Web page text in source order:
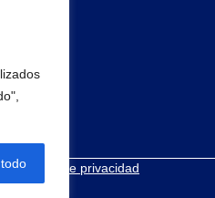
Política de privacidad